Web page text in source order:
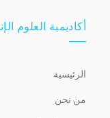
أكاديمية العلوم
الرئيسية
من نحن